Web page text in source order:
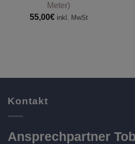
Meter)
55,00€ inkl. MwSt
Kontakt
Ansprechpartner